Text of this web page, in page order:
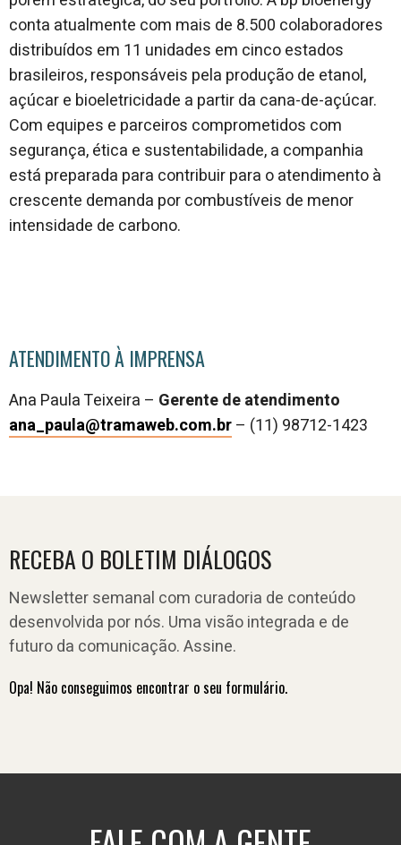
conta atualmente com mais de 8.500 colaboradores
distribuídos em 11 unidades em cinco estados
brasileiros, responsáveis pela produção de etanol,
açúcar e bioeletricidade a partir da cana-de-açúcar.
Com equipes e parceiros comprometidos com
segurança, ética e sustentabilidade, a companhia
está preparada para contribuir para o atendimento à
crescente demanda por combustíveis de menor
intensidade de carbono.
ATENDIMENTO À IMPRENSA
Ana Paula Teixeira – Gerente de atendimento
ana_paula@tramaweb.com.br– (11) 98712-1423
RECEBA O BOLETIM DIÁLOGOS
Newsletter semanal com curadoria de conteúdo
desenvolvida por nós. Uma visão integrada e de
futuro da comunicação. Assine.
Opa! Não conseguimos encontrar o seu formulário.